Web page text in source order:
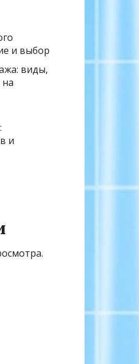
и выбор
виды,
и